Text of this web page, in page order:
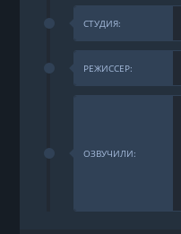
СТУДИЯ:
РЕЖИССЕР:
ОЗВУЧИЛИ: